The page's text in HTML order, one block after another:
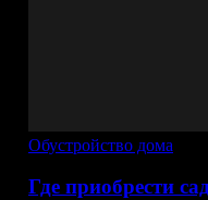
Обустройство дома
Где приобрести